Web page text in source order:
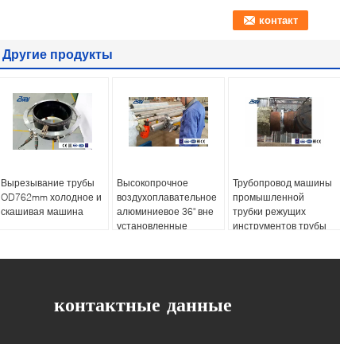
Другие продукты
Вырезывание трубы
OD762mm холодное и
скашивая машина
Высокопрочное
воздухоплавательное
алюминиевое 36" вне
установленные
Трубопровод машины
промышленной
трубки режущих
инструментов трубы
контактные данные